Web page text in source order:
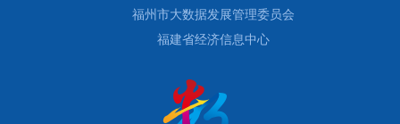
福州市大数据发展管理委员会
福建省经济信息中心